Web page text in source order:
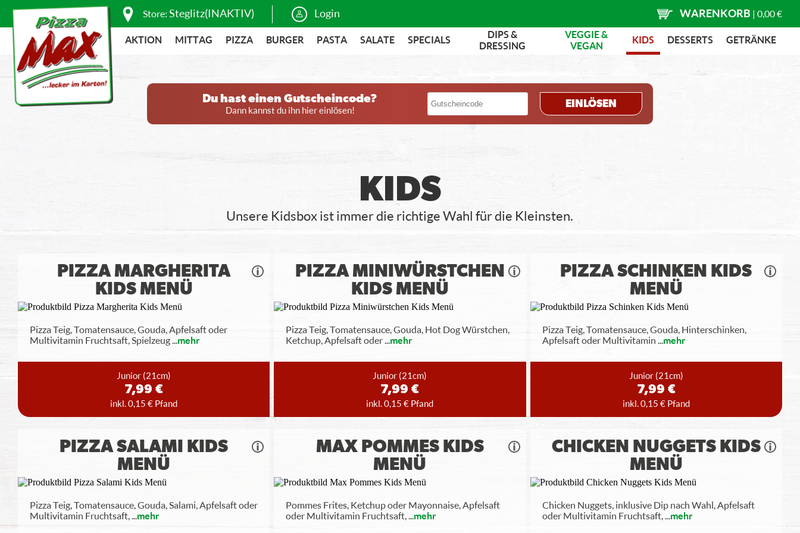
Store: Steglitz(INAKTIV) Login WARENKORB | 0,00 €
AKTION MITTAG PIZZA BURGER PASTA SALATE SPECIALS
DIPS &
DRESSING
VEGGIE &
VEGAN
KIDS DESSERTS GETRÄNKE
Du hast einen Gutscheincode?
Dann kannst du ihn hier einlösen!
EINLÖSEN
KIDS
Unsere Kidsbox ist immer die richtige Wahl für die Kleinsten.
PIZZA MARGHERITA
KIDS MENÜ
Pizza Teig, Tomatensauce, Gouda, Apfelsaft oder
Multivitamin Fruchtsaft, Spielzeug...mehr
Junior (21cm)
7,99 €
inkl. 0,15 € Pfand
PIZZA MINIWÜRSTCHEN
KIDS MENÜ
Pizza Teig, Tomatensauce, Gouda, Hot Dog Würstchen,
Ketchup, Apfelsaft oder...mehr
Junior (21cm)
7,99 €
inkl. 0,15 € Pfand
PIZZA SCHINKEN KIDS
MENÜ
Pizza Teig, Tomatensauce, Gouda, Hinterschinken,
Apfelsaft oder Multivitamin ...mehr
Junior (21cm)
7,99 €
inkl. 0,15 € Pfand
PIZZA SALAMI KIDS
MENÜ
Pizza Teig, Tomatensauce, Gouda, Salami, Apfelsaft oder
Multivitamin Fruchtsaft,...mehr
MAX POMMES KIDS
MENÜ
Pommes Frites, Ketchup oder Mayonnaise, Apfelsaft
oder Multivitamin Fruchtsaft,...mehr
CHICKEN NUGGETS KIDS
MENÜ
Chicken Nuggets, inklusive Dip nach Wahl, Apfelsaft
oder Multivitamin Fruchtsaft,...mehr